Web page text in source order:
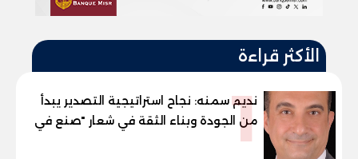
الأكثر قراءة
1
نديم سمنه: نجاح استراتيجية التصدير يبدأ
من الجودة وبناء الثقة في شعار "صنع في
مصر"